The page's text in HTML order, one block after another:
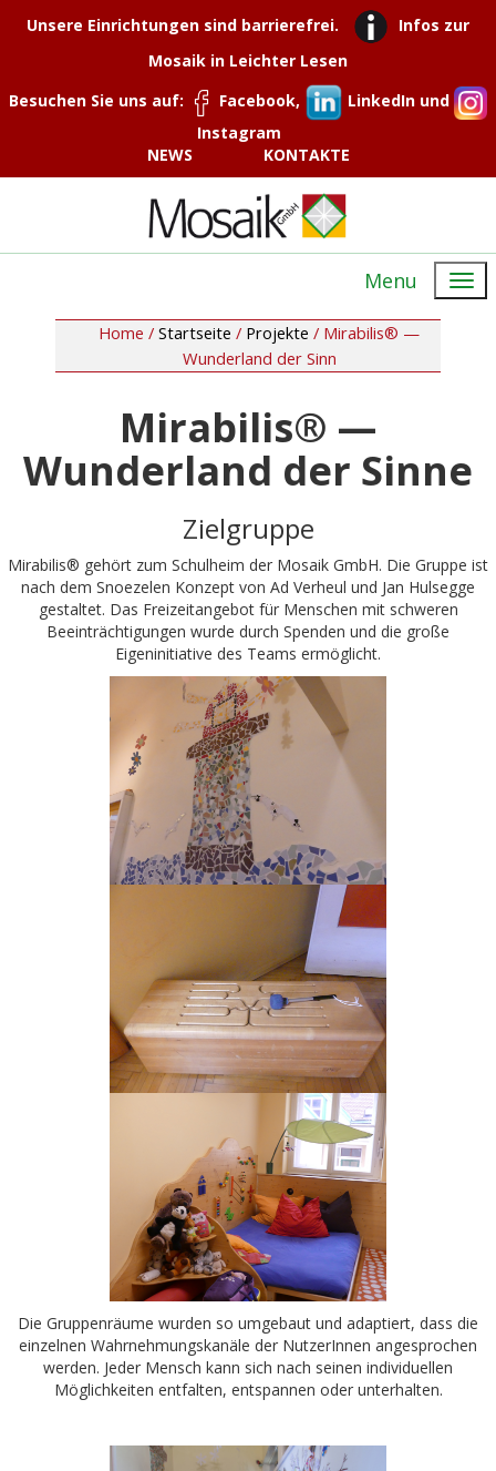
Unsere Einrichtungen sind barrierefrei.
Infos zur
Mosaik in Leichter Lesen
Besuchen Sie uns auf:
Facebook,
LinkedIn und
Instagram
NEWS
KONTAKTE
Menu
Home / Startseite / Projekte / Mirabilis® —
Wunderland der Sinn
Mirabilis® —
Wunderland der Sinne
Zielgruppe
Mirabilis® gehört zum Schulheim der Mosaik GmbH. Die Gruppe ist
nach dem Snoezelen Konzept von Ad Verheul und Jan Hulsegge
gestaltet. Das Freizeitangebot für Menschen mit schweren
Beeinträchtigungen wurde durch Spenden und die große
Eigeninitiative des Teams ermöglicht.
Die Gruppenräume wurden so umgebaut und adaptiert, dass die
einzelnen Wahrnehmungskanäle der NutzerInnen angesprochen
werden. Jeder Mensch kann sich nach seinen individuellen
Möglichkeiten entfalten, entspannen oder unterhalten.